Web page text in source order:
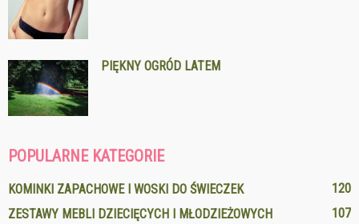
PIĘKNY OGRÓD LATEM
POPULARNE KATEGORIE
KOMINKI ZAPACHOWE I WOSKI DO ŚWIECZEK
120
ZESTAWY MEBLI DZIECIĘCYCH I MŁODZIEŻOWYCH
107